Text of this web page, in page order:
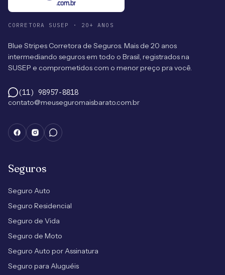
CORRETORA SUSEP · 20+ ANOS
Blue Stripes Corretora de Seguros. Mais de 20 anos
intermediando seguros em todo o Brasil, registrados na
SUSEP e comprometidos com o menor preço pra você.
(11) 98957-8818
contato@meuseguromaisbarato.com.br
Seguros
Seguro Auto
Seguro Residencial
Seguro de Vida
Seguro de Moto
Seguro Auto por Assinatura
Seguro para Aluguéis